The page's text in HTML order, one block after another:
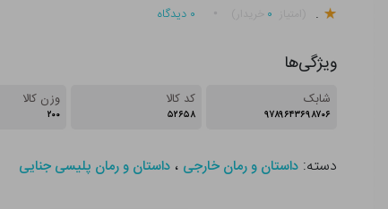
. ۰ ۰ دیدگاه
ویژگی‌ها
شابک
۹۷۸۹۶۴۳۶۹۸۷۰۶
کد کالا
۵۲۶۵۸
وزن کالا
۲۰۰
دسته: داستان و رمان خارجی ، داستان و رمان پلیسی جنایی